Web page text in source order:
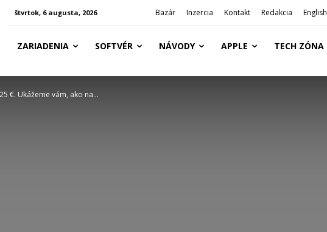
štvrtok, 6 augusta, 2026 Bazár Inzercia Kontakt Redakcia English
ZARIADENIA SOFTVÉR NÁVODY APPLE TECH ZÓNA
€. Ukážeme vám, ako na...